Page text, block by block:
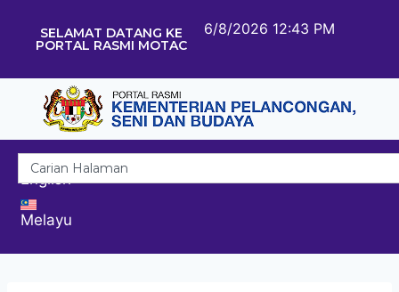
SELAMAT DATANG KE
PORTAL RASMI MOTAC
6/8/2026 12:43 PM
English
Melayu